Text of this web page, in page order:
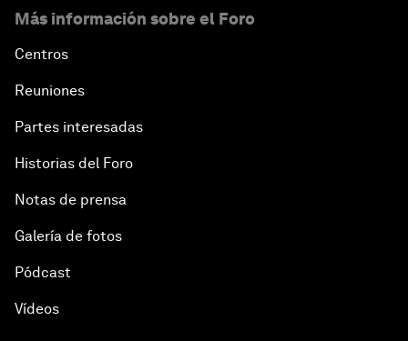
Más información sobre el Foro
Centros
Reuniones
Partes interesadas
Historias del Foro
Notas de prensa
Galería de fotos
Pódcast
Vídeos